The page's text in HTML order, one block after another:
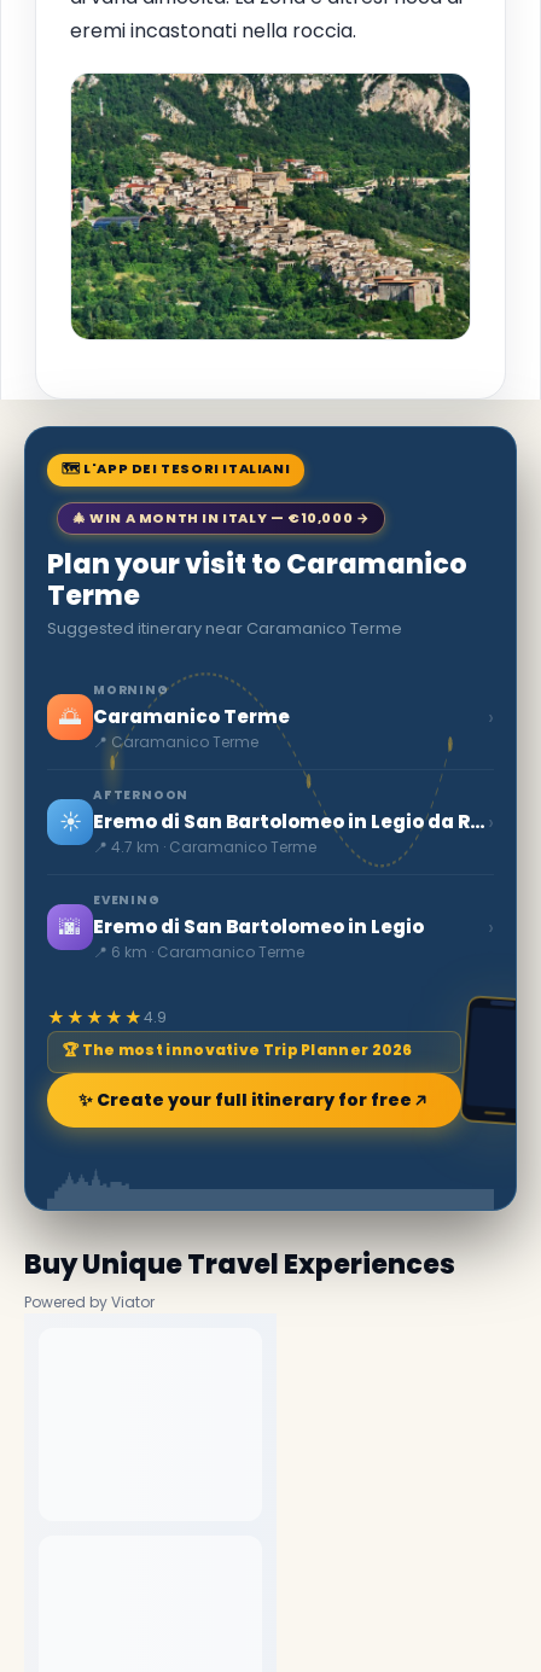
eremi incastonati nella roccia.
🗺 L'APP DEI TESORI ITALIANI
🎄 WIN A MONTH IN ITALY — €10,000 →
Plan your visit to Caramanico
Terme
Suggested itinerary near Caramanico Terme
🌅
MORNING
Caramanico Terme
📍 Caramanico Terme
›
☀️
AFTERNOON
Eremo di San Bartolomeo in Legio da Roccamorice
📍 4.7 km · Caramanico Terme
›
🌆
EVENING
Eremo di San Bartolomeo in Legio
📍 6 km · Caramanico Terme
›
★★★★★4.9
🏆 The most innovative Trip Planner 2026
✨ Create your full itinerary for free
Buy Unique Travel Experiences
Powered by Viator